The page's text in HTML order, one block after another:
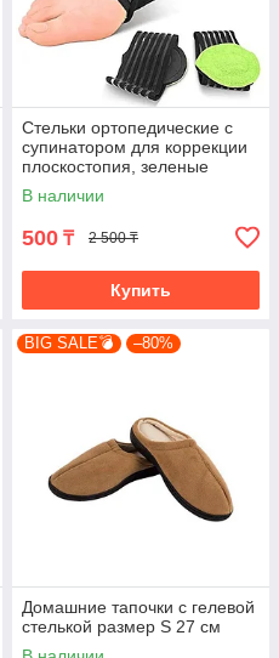
Стельки ортопедические с
супинатором для коррекции
плоскостопия, зеленые
(4782-1)
В наличии
500 ₸ 2 500 ₸
Купить
BIG SALE💣 –80%
Домашние тапочки с гелевой
стелькой размер S 27 см